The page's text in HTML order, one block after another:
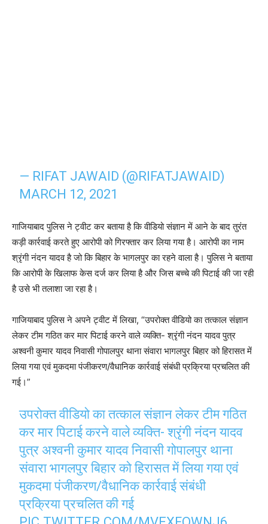
— RIFAT JAWAID (@RIFATJAWAID)
MARCH 12, 2021
गाजियाबाद पुलिस ने ट्वीट कर बताया है कि वीडियो संज्ञान में आने के बाद तुरंत
कड़ी कार्रवाई करते हुए आरोपी को गिरफ्तार कर लिया गया है। आरोपी का नाम
श्रृंगी नंदन यादव है जो कि बिहार के भागलपुर का रहने वाला है। पुलिस ने बताया
कि आरोपी के खिलाफ केस दर्ज कर लिया है और जिस बच्चे की पिटाई की जा रही
है उसे भी तलाशा जा रहा है।
गाजियाबाद पुलिस ने अपने ट्वीट में लिखा, “उपरोक्त वीडियो का तत्काल संज्ञान
लेकर टीम गठित कर मार पिटाई करने वाले व्यक्ति- श्रृंगी नंदन यादव पुत्र
अश्वनी कुमार यादव निवासी गोपालपुर थाना संवारा भागलपुर बिहार को हिरासत में
लिया गया एवं मुकदमा पंजीकरण/वैधानिक कार्रवाई संबंधी प्रक्रिया प्रचलित की
गई।”
उपरोक्त वीडियो का तत्काल संज्ञान लेकर टीम गठित
कर मार पिटाई करने वाले व्यक्ति- श्रृंगी नंदन यादव
पुत्र अश्वनी कुमार यादव निवासी गोपालपुर थाना
संवारा भागलपुर बिहार को हिरासत में लिया गया एवं
मुकदमा पंजीकरण/वैधानिक कार्रवाई संबंधी
प्रक्रिया प्रचलित की गई